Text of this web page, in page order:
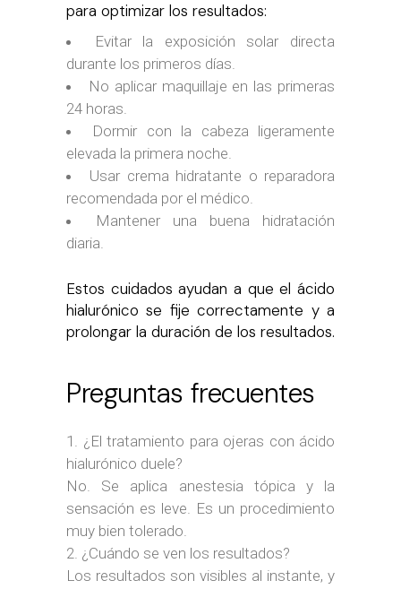
para optimizar los resultados:
Evitar la exposición solar directa
durante los primeros días.
No aplicar maquillaje en las primeras
24 horas.
Dormir con la cabeza ligeramente
elevada la primera noche.
Usar crema hidratante o reparadora
recomendada por el médico.
Mantener una buena hidratación
diaria.
Estos cuidados ayudan a que el ácido
hialurónico se fije correctamente y a
prolongar la duración de los resultados.
Preguntas frecuentes
¿El tratamiento para ojeras con ácido
hialurónico duele?
No. Se aplica anestesia tópica y la
sensación es leve. Es un procedimiento
muy bien tolerado.
¿Cuándo se ven los resultados?
Los resultados son visibles al instante, y